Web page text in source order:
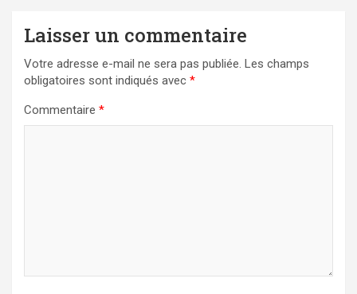
Laisser un commentaire
Votre adresse e-mail ne sera pas publiée. Les champs
obligatoires sont indiqués avec *
Commentaire *